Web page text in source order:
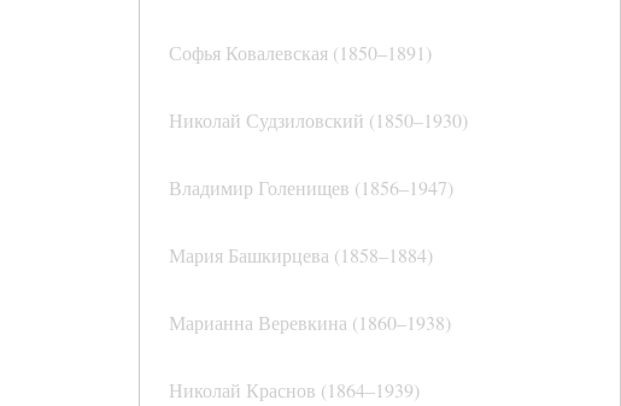
Софья Ковалевская (1850–1891)
Николай Судзиловский (1850–1930)
Владимир Голенищев (1856–1947)
Мария Башкирцева (1858–1884)
Марианна Веревкина (1860–1938)
Николай Краснов (1864–1939)